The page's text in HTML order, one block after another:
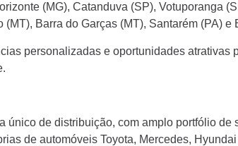
(MG), Catanduva (SP), Votuporanga
Barra do Garças (MT), Santarém (PA) e
personalizadas e oportunidades
de distribuição, com amplo portfólio
de automóveis Toyota, Mercedes,